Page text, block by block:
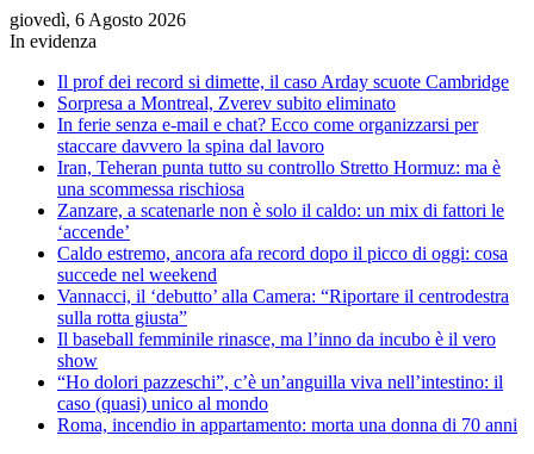
giovedì, 6 Agosto 2026
In evidenza
Il prof dei record si dimette, il caso Arday scuote Cambridge
Sorpresa a Montreal, Zverev subito eliminato
In ferie senza e-mail e chat? Ecco come organizzarsi per
staccare davvero la spina dal lavoro
Iran, Teheran punta tutto su controllo Stretto Hormuz: ma è
una scommessa rischiosa
Zanzare, a scatenarle non è solo il caldo: un mix di fattori le
‘accende’
Caldo estremo, ancora afa record dopo il picco di oggi: cosa
succede nel weekend
Vannacci, il ‘debutto’ alla Camera: “Riportare il centrodestra
sulla rotta giusta”
Il baseball femminile rinasce, ma l’inno da incubo è il vero
show
“Ho dolori pazzeschi”, c’è un’anguilla viva nell’intestino: il
caso (quasi) unico al mondo
Roma, incendio in appartamento: morta una donna di 70 anni